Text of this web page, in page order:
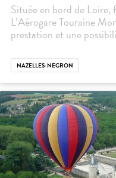
Située en bord de Loire,
L’Aérogare Touraine
prestation et une
NAZELLES-NEGRON